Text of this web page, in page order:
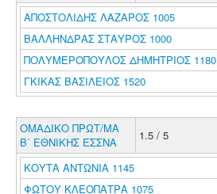
ΑΠΟΣΤΟΛΙΔΗΣ ΛΑΖΑΡΟΣ 1005
ΒΑΛΛΗΝΔΡΑΣ ΣΤΑΥΡΟΣ 1000
ΠΟΛΥΜΕΡΟΠΟΥΛΟΣ ΔΗΜΗΤΡΙΟΣ 1180
ΓΚΙΚΑΣ ΒΑΣΙΛΕΙΟΣ 1520
ΟΜΑΔΙΚΟ ΠΡΩΤ/ΜΑ
Β΄ ΕΘΝΙΚΗΣ ΕΣΣΝΑ
1.5 / 5
ΚΟΥΤΑ ΑΝΤΩΝΙΑ 1145
ΦΩΤΟΥ ΚΛΕΟΠΑΤΡΑ 1075